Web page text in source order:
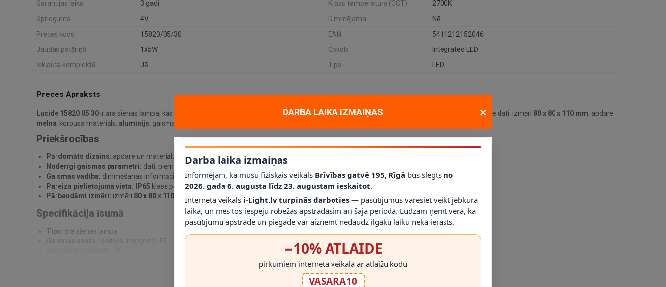
Garantijas laiks
3 gadi Krāsu temperatūra (CCT)
2700K
Spriegums
4V Dimmējama
Nē
Preces kods
15820/05/30 EAN
5411212152046
Jaudas patēriņš
1x5W Cokols
Integrated LED
Iekļauta komplektā
Jā Tips LED
Preces Apraksts
Lucide 15820 05 30 ir āra sienas lampa, kas paredzēta praktiskam un dekoratīvam apgaismojumam mājoklī, dzīvoklī vai projektā. Galvenie tehniskie dati: izmēri 80 x 80 x 110 mm; apdare:
melna; korpusa materiāls: alumīnijs; gaismas avots / cokols
Priekšrocības
Pārdomāts dizains: apdare un materiālu kombinācija palīdz šim modelim iederēties mūsdienīgā interjerā.
Noderīgi gaismas parametri: dati, piemēram, 2700K, palīdz saprast, vai gaismeklis atbilst telpas vajadzībām.
Gaismas vadība: dimmēšanas informācija norādīta kāNē ; vienmēr izmantojiet saderīgas spuldzes un dimmerus.
Pareiza pielietojuma vieta:
IP65 klase palīdz noteikt, kur gaismekli drīkst droši izmantot.
Pārbaudāmi izmēri: izmēri 80 x 80 x 110 mm ļauj pirms montāžas novērtēt proporcijas un novietojumu.
Specifikācija īsumā
Tips: āra sienas lampa
integrēts LED
RĀDĪT VAIRĀK
DARBA LAIKA IZMAIŅAS ×
Darba laika izmaiņas
Informējam, ka mūsu fiziskais veikals Brīvības gatvē 195, Rīgā būs slēgts no
2026. gada 6. augusta līdz 23. augustam ieskaitot.
Interneta veikals i-Light.lv turpinās darboties — pasūtījumus varēsiet veikt jebkurā
laikā, un mēs tos iespēju robežās apstrādāsim arī šajā periodā. Lūdzam ņemt vērā, ka
pasūtījumu apstrāde un piegāde var aizņemt nedaudz ilgāku laiku nekā ierasts.
−10% ATLAIDE
pirkumiem interneta veikalā ar atlaižu kodu
VASARA10